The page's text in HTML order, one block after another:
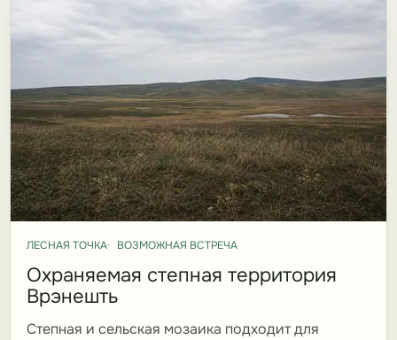
ЛЕСНАЯ ТОЧКА ВОЗМОЖНАЯ ВСТРЕЧА
Охраняемая степная территория
Врэнешть
Степная и сельская мозаика подходит для